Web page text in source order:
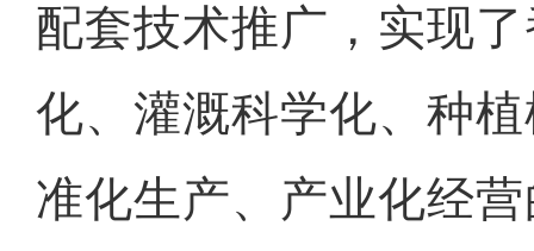
配套技术推广，实现
化、灌溉科学化、种
准化生产、产业化经